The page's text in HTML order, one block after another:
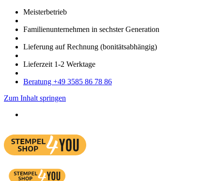
Meister­betrieb
Familien­unter­nehmen in sechster Gene­ration
Lieferung auf Rech­nung (bonitätsabhängig)
Liefer­zeit 1-2 Werk­tage
Bera­tung +49 3585 86 78 86
Zum Inhalt springen